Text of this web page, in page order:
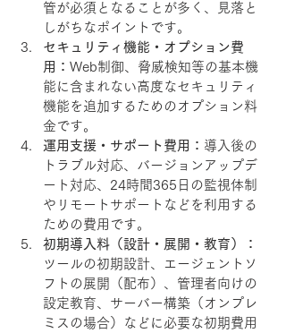
管が必須となることが多く、見落と
しがちなポイントです。
セキュリティ機能・オプション費
用： Web制御、脅威検知等の基本機
能に含まれない高度なセキュリティ
機能を追加するためのオプション料
金です。
運用支援・サポート費用： 導入後の
トラブル対応、バージョンアップデ
ート対応、24時間365日の監視体制
やリモートサポートなどを利用する
ための費用です。
初期導入料（設計・展開・教育）：
ツールの初期設計、エージェントソ
フトの展開（配布）、管理者向けの
設定教育、サーバー構築（オンプレ
ミスの場合）などに必要な初期費用